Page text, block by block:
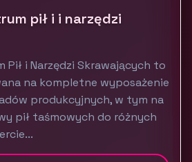
pił i i narzędzi
Pił i Narzędzi Skrawających to
na kompletne wyposażenie
produkcyjnych, w tym na
pił taśmowych do różnych